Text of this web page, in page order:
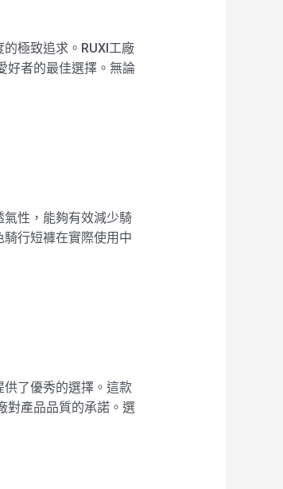
極致追求。RUXI工廠
好者的最佳選擇。無論
氣性，能夠有效減少騎
行短褲在實際使用中
了優秀的選擇。這款
對產品品質的承諾。選